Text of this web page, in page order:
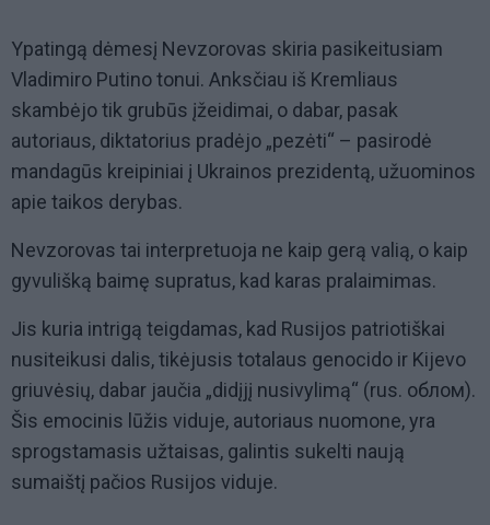
Ypatingą dėmesį Nevzorovas skiria pasikeitusiam
Vladimiro Putino tonui. Anksčiau iš Kremliaus
skambėjo tik grubūs įžeidimai, o dabar, pasak
autoriaus, diktatorius pradėjo „pezėti“ – pasirodė
mandagūs kreipiniai į Ukrainos prezidentą, užuominos
apie taikos derybas.
Nevzorovas tai interpretuoja ne kaip gerą valią, o kaip
gyvulišką baimę supratus, kad karas pralaimimas.
Jis kuria intrigą teigdamas, kad Rusijos patriotiškai
nusiteikusi dalis, tikėjusis totalaus genocido ir Kijevo
griuvėsių, dabar jaučia „didįjį nusivylimą“ (rus. облом).
Šis emocinis lūžis viduje, autoriaus nuomone, yra
sprogstamasis užtaisas, galintis sukelti naują
sumaištį pačios Rusijos viduje.